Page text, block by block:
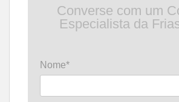
Converse com um
Especialista da
Nome*